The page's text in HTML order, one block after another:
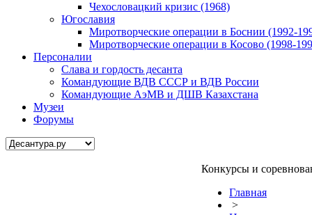
Чехословацкий кризис (1968)
Югославия
Миротворческие операции в Боснии (1992-
Миротворческие операции в Косово (1998-
Персоналии
Слава и гордость десанта
Командующие ВДВ СССР и ВДВ России
Командующие АэМВ и ДШВ Казахстана
Музеи
Форумы
Конкурсы и
Главная
>